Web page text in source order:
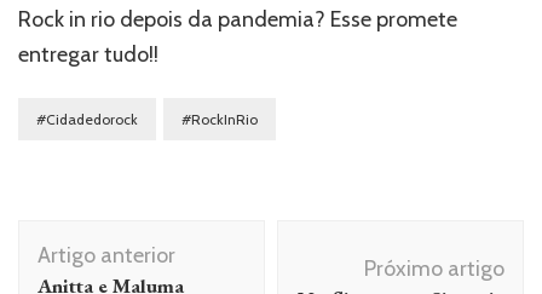
Rock in rio depois da pandemia? Esse promete
entregar tudo!!
#Cidadedorock #RockInRio
Navegação
de
Artigo anterior
Anitta e Maluma
Próximo artigo